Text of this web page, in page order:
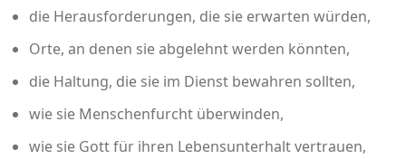
die Herausforderungen, die sie erwarten würden,
Orte, an denen sie abgelehnt werden könnten,
die Haltung, die sie im Dienst bewahren sollten,
wie sie Menschenfurcht überwinden,
wie sie Gott für ihren Lebensunterhalt vertrauen,